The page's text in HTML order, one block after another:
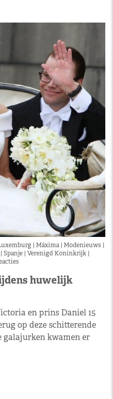
Máxima Modenieuws
Spanje Verenigd Koninkrijk
huwelijk
en prins Daniel 15
op deze schitterende
galajurken kwamen er